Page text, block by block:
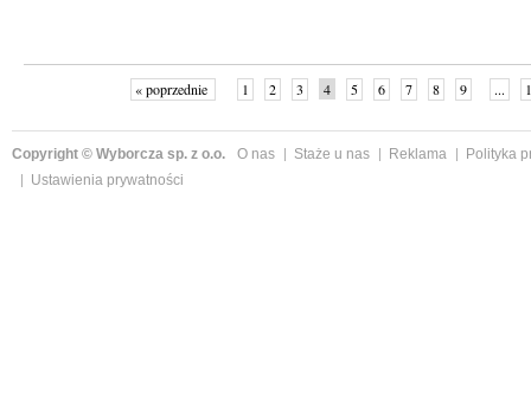
« poprzednie 1 2 3 4 5 6 7 8 9 ...
Copyright © Wyborcza sp. z o.o. O nas Staże u nas Reklama
Polityka
Ustawienia prywatności